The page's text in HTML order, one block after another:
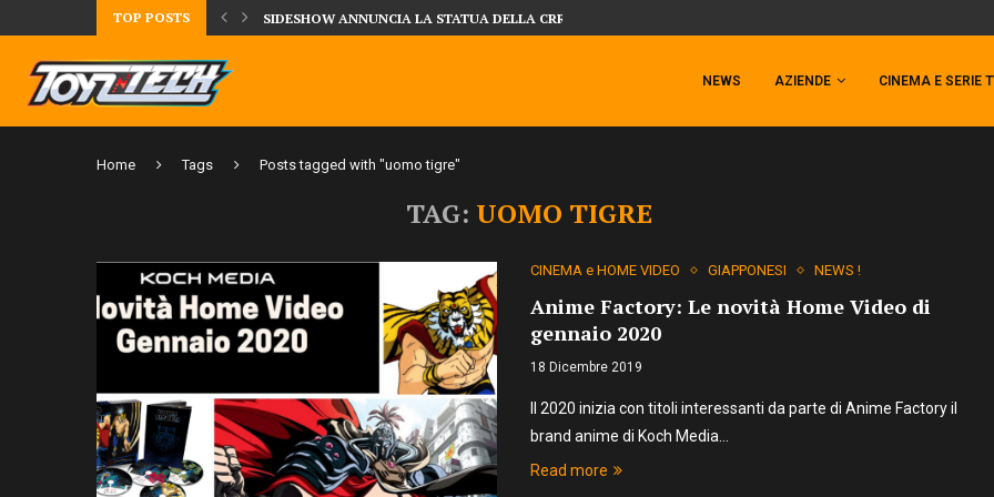
TOP POSTS
LA FIGURE DI IPPO MAKUNOUCHI! SIDESHOW ANNUNCIA LA STATUA DELLA CRRATURA DELLA LAGUNA...
NEWS AZIENDE CINEMA E SERIE
Home Tags Posts tagged with "uomo tigre"
TAG: UOMO TIGRE
CINEMA e HOME VIDEO GIAPPONESI NEWS !
Anime Factory: Le novità Home Video di
gennaio 2020
18 Dicembre 2019
Il 2020 inizia con titoli interessanti da parte di Anime Factory il
brand anime di Koch Media…
Read more